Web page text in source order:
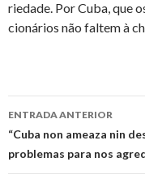
ri­e­dade. Por Cuba, que
ci­o­ná­rios não faltem à
Ir
a
entrada
ENTRADA ANTERIOR
“Cuba non ameaza nin
problemas para nos